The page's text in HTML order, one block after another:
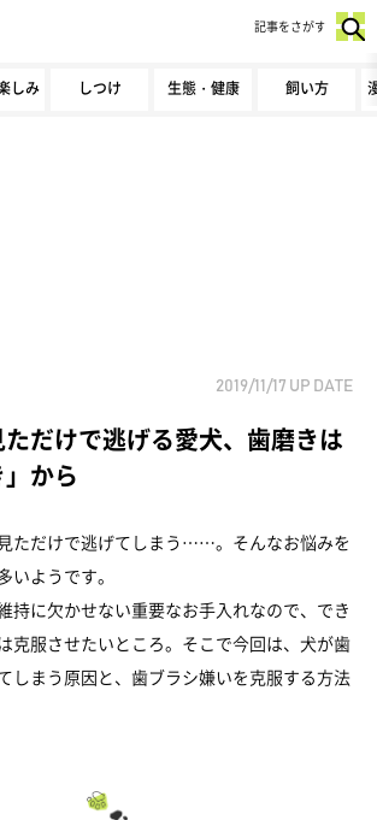
しみ しつけ 生態・健康 飼い方
記事をさがす
2019/11/17 UP DATE
だけで逃げる愛犬、歯磨きは
から
ただけで逃げてしまう……。そんなお悩みを
いようです。
持に欠かせない重要なお手入れなので、でき
克服させたいところ。そこで今回は、犬が歯
しまう原因と、歯ブラシ嫌いを克服する方法